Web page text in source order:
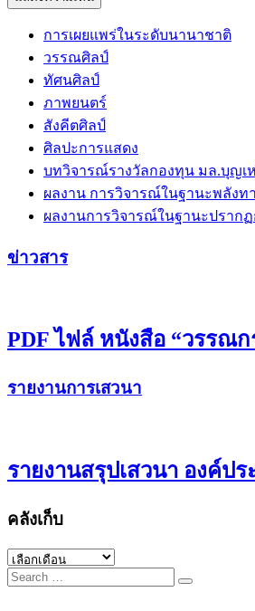
การเผยแพร่ในระดับนานาชาติ
วรรณศิลป์
ทัศนศิลป์
ภาพยนตร์
สังคีตศิลป์
ศิลปะการแสดง
บทวิจารณ์รางวัลกองทุน มล.บุญเ
ผลงาน การวิจารณ์ในฐานะพลัง
ผลงานการวิจารณ์ในฐานะปราก
ข่าวสาร
PDF ไฟล์ หนังสือ “วรรณ
รายงานการเสวนา
รายงานสรุปเสวนา องค์ป
คลังเก็บ
คลัง
เก็บ
Search
for: